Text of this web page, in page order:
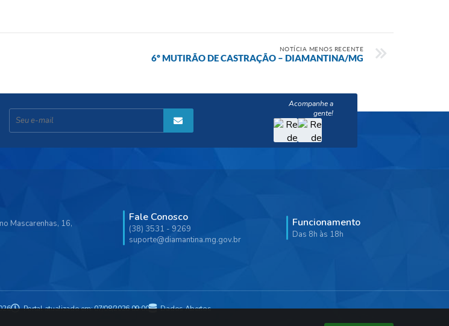
NOTÍCIA MENOS RECENTE
6º MUTIRÃO DE CASTRAÇÃO – DIAMANTINA/MG
Mascarenhas, 16,
Fale Conosco
(38) 3531 - 9269
suporte@diamantina.mg.gov.br
Funcionamento
Das 8h às 18h
Portal atualizado em:07/08/2026 09:00 Dados Abertos